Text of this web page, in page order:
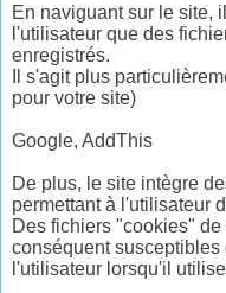
En naviguant sur le site,
l'utilisateur que des
enregistrés.
Il s'agit plus
pour votre site)
Google, AddThis
De plus, le site intègre
permettant à l'utilisateur
Des fichiers "cookies"
conséquent
l'utilisateur lorsqu'il